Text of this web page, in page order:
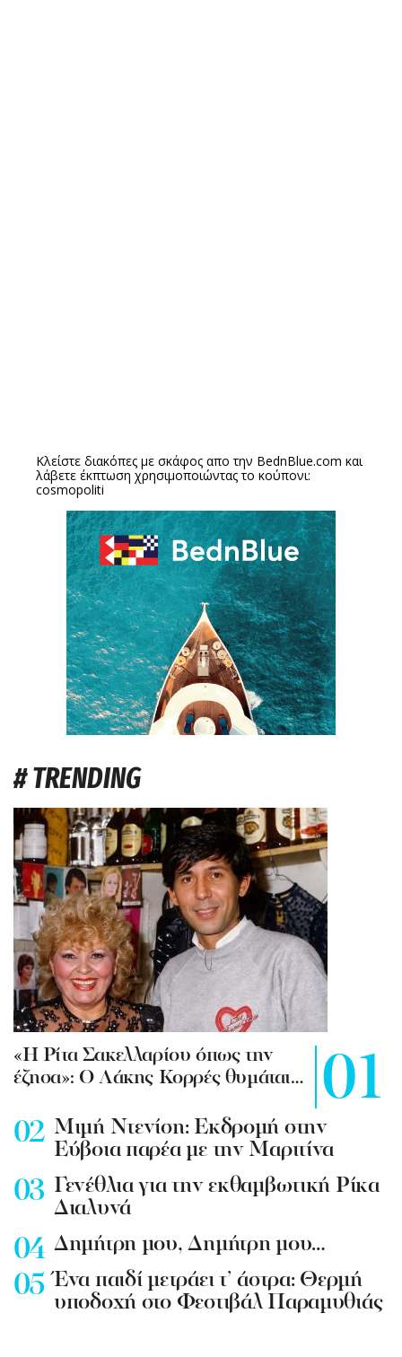
Κλείστε διακόπες με σκάφος απο την BednBlue.com και
λάβετε έκπτωση χρησιμοποιώντας το κούπονι:
cosmopoliti
# TRENDING
«Η Ρίτα Σακελλαρίου όπως την
έζησα»: Ο Λάκης Κορρές θυμάται…
Mιμή Ντενίση: Εκδρομή στην
Εύβοια παρέα με την Μαριτίνα
Γενέθλια για την εκθαμβωτική Ρίκα
Διαλυνά
Δημήτρη μου, Δημήτρη μου…
Ένα παιδί μετράει τ’ άστρα: Θερμή
υποδοχή στο Φεστιβάλ Παραμυθιάς